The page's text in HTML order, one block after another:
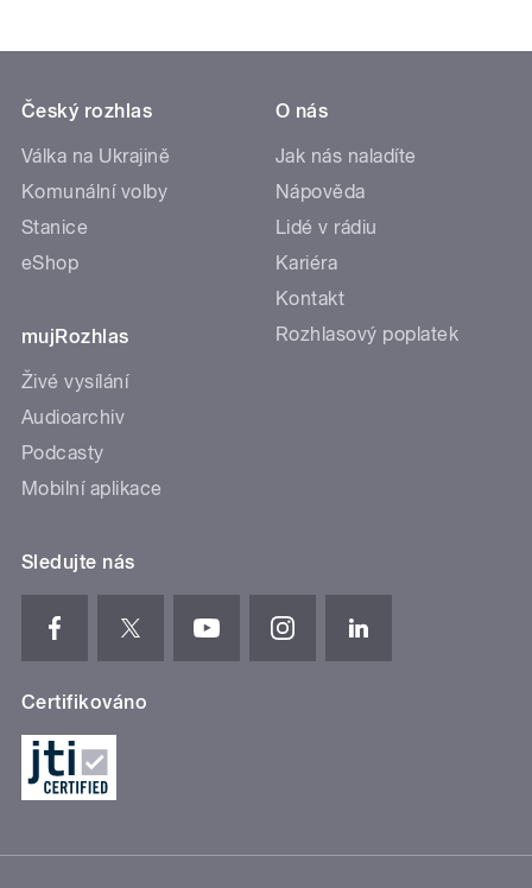
Český rozhlas
Válka na Ukrajině
Komunální volby
Stanice
eShop
mujRozhlas
Živé vysílání
Audioarchiv
Podcasty
Mobilní aplikace
O nás
Jak nás naladíte
Nápověda
Lidé v rádiu
Kariéra
Kontakt
Rozhlasový poplatek
Sledujte nás
Certifikováno